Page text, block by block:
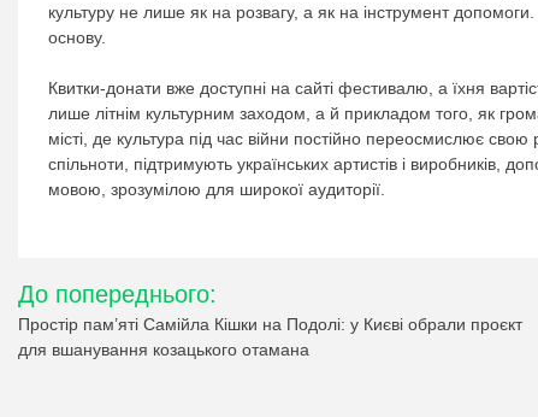
культуру не лише як на розвагу, а як на інструмент
основу.
Квитки-донати вже доступні на сайті фестивалю, а їхня
лише літнім культурним заходом, а й прикладом того, як
місті, де культура під час війни постійно переосмислює
спільноти, підтримують українських артистів і виробників,
мовою, зрозумілою для широкої аудиторії.
Навігація
записів
До попереднього:
Простір пам’яті Самійла Кішки на Подолі: у Києві обрали проєкт
для вшанування козацького отамана